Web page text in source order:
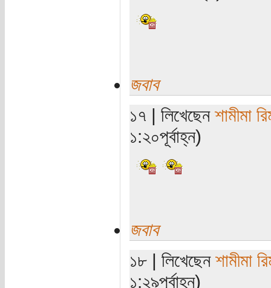
জবাব
১৭ | লিখেছেন শামীমা
১:২০পূর্বাহ্ন)
জবাব
১৮ | লিখেছেন শামীমা
১:২৯পূর্বাহ্ন)